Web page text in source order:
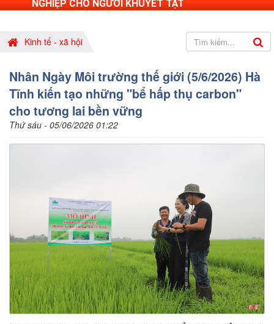
NGHIỆP CHO NGƯỜI KHUYẾT TẬT
Kinh tế - xã hội
Nhân Ngày Môi trường thế giới (5/6/2026) Hà
Tĩnh kiến tạo những "bể hấp thụ carbon"
cho tương lai bền vững
Thứ sáu - 05/06/2026 01:22